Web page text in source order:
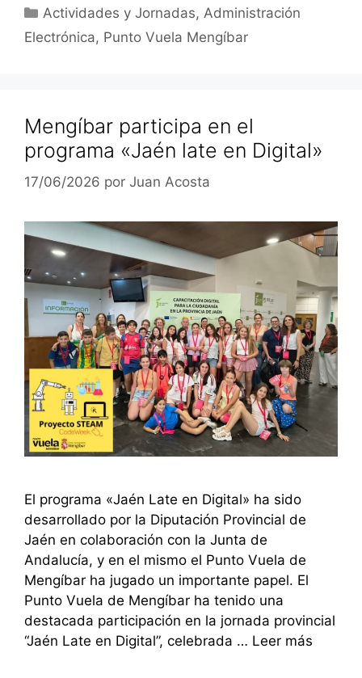
Categorías
Actividades y Jornadas,Administración
Electrónica, Punto Vuela Mengíbar
Mengíbar participa en el
programa «Jaén late en Digital»
17/06/2026 por Juan Acosta
El programa «Jaén Late en Digital» ha sido
desarrollado por la Diputación Provincial de
Jaén en colaboración con la Junta de
Andalucía, y en el mismo el Punto Vuela de
Mengíbar ha jugado un importante papel. El
Punto Vuela de Mengíbar ha tenido una
destacada participación en la jornada provincial
“Jaén Late en Digital”, celebrada … Leer más